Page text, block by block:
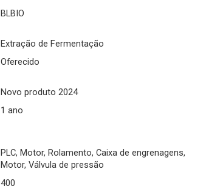
BLBIO
Extração de Fermentação
Oferecido
Novo produto 2024
1 ano
PLC, Motor, Rolamento, Caixa de engrenagens,
Motor, Válvula de pressão
400